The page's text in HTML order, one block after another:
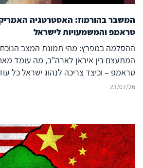
המשבר בהורמוז: האסטרטגיה
טראמפ והמשמעויות לישראל
ההסלמה במפרץ: מהי תמונת המצב
המתעצם בין איראן לארה"ב, מה עומד
טראמפ – וכיצד צריכה לנהוג ישראל כל
לעימות?
23/07/26